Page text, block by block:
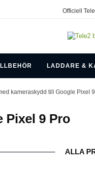
Officiell
LADDARE &
kameraskydd till Google Pixel
Pixel 9 Pro
ALLA